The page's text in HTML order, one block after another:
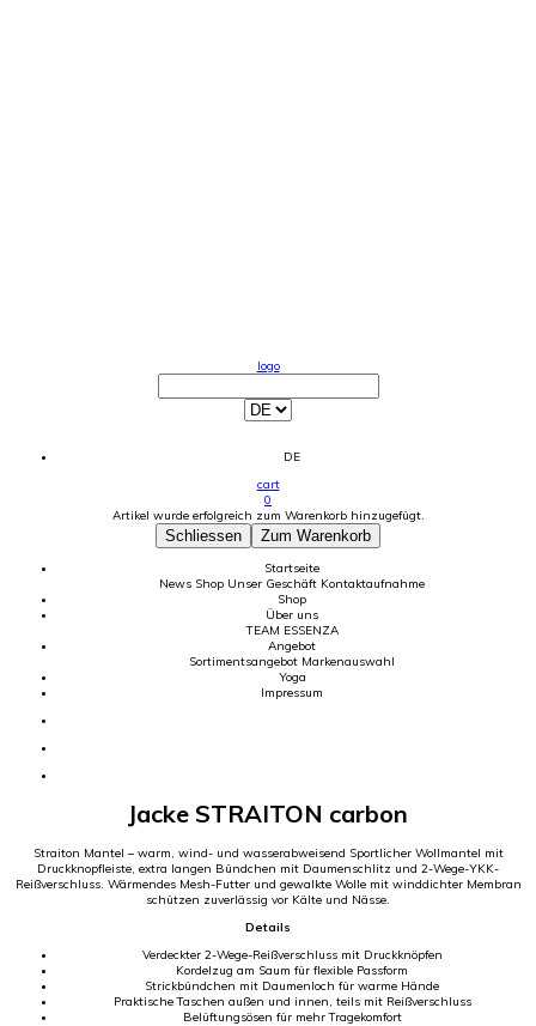
logo
DE
cart
0
Artikel wurde erfolgreich zum Warenkorb hinzugefügt.
Schliessen Zum Warenkorb
Startseite
News Shop Unser Geschäft Kontaktaufnahme
Shop
Über uns
TEAM ESSENZA
Angebot
Sortimentsangebot Markenauswahl
Yoga
Impressum
Jacke STRAITON carbon
Straiton Mantel – warm, wind- und wasserabweisend Sportlicher Wollmantel mit
Druckknopfleiste, extra langen Bündchen mit Daumenschlitz und 2-Wege-YKK-
Reißverschluss. Wärmendes Mesh-Futter und gewalkte Wolle mit winddichter Membran
schützen zuverlässig vor Kälte und Nässe.
Details
Verdeckter 2-Wege-Reißverschluss mit Druckknöpfen
Kordelzug am Saum für flexible Passform
Strickbündchen mit Daumenloch für warme Hände
Praktische Taschen außen und innen, teils mit Reißverschluss
Belüftungsösen für mehr Tragekomfort